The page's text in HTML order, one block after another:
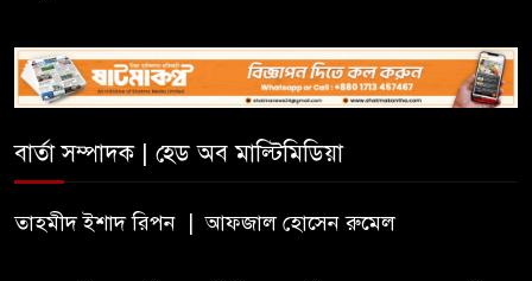
জামায়াতসহ ১১ দলীয় জোটের
রাষ্ট্রপতি প্রার্থী অলি আহমেদ
বিএসএফের গুলিতে কুলাউড়ার
বার্তা সম্পাদক | হেড অব মাল্টিমিডিয়া
তাহমীদ ইশাদ রিপন | আফজাল হোসেন রুমেল